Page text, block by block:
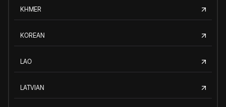
KHMER
KOREAN
LAO
LATVIAN